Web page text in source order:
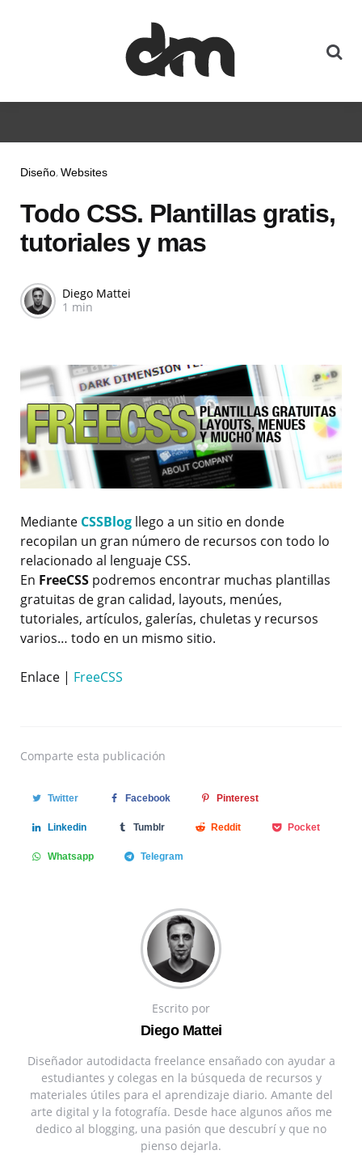
Diseño Websites
Todo CSS. Plantillas gratis,
tutoriales y mas
Diego Mattei
1 min
Mediante CSSBlog llego a un sitio en donde
recopilan un gran número de recursos con todo lo
relacionado al lenguaje CSS.
En FreeCSS podremos encontrar muchas plantillas
gratuitas de gran calidad, layouts, menúes,
tutoriales, artículos, galerías, chuletas y recursos
varios… todo en un mismo sitio.
Enlace | FreeCSS
Comparte esta publicación
Twitter Facebook Pinterest
Linkedin Tumblr Reddit Pocket
Whatsapp Telegram
Escrito por
Diego Mattei
Diseñador autodidacta freelance ensañado con ayudar a
estudiantes y colegas en la búsqueda de recursos y
materiales útiles para el aprendizaje diario. Amante del
arte digital y la fotografía. Desde hace algunos años me
dedico al blogging, una pasión que descubrí y que no
pienso dejarla.